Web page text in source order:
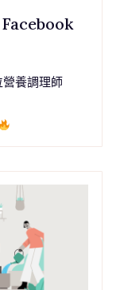
Facebook
營養調理師